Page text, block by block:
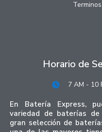
Horario de
7 AM - 10
En Batería Express,
variedad de baterías
gran selección de